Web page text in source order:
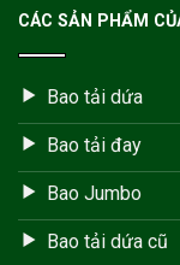
CÁC SẢN PHẨM
Bao tải dứa
Bao tải đay
Bao Jumbo
Bao tải dứa cũ